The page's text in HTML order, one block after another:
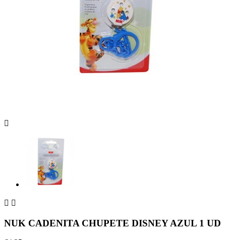

 
NUK CADENITA CHUPETE DISNEY AZUL 1 UD